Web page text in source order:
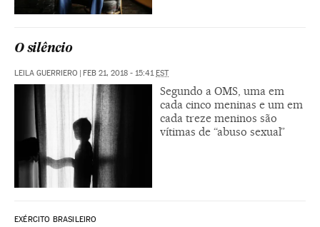
O silêncio
LEILA GUERRIERO | FEB 21, 2018 - 15:41EST
Segundo a OMS, uma em
cada cinco meninas e um em
cada treze meninos são
vítimas de “abuso sexual”
EXÉRCITO BRASILEIRO